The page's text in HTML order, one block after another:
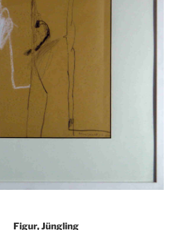
Figur, Jüngling